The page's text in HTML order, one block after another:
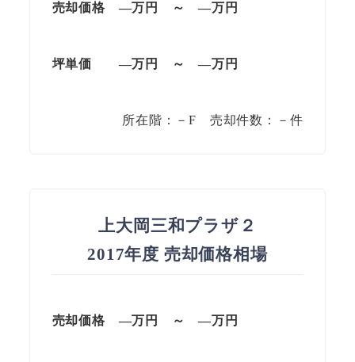
売却価格 —万円 ～ —万円
坪単価 —万円 ～ —万円
所在階：－F 売却件数：－件
上大岡三和プラザ２
2017年度 売却価格相場
売却価格 —万円 ～ —万円